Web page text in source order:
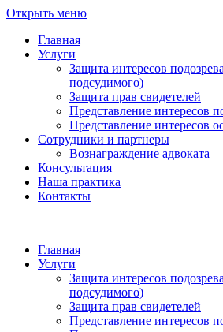
Открыть меню
Главная
Услуги
Защита интересов
подсудимого)
Защита прав свидетелей
Представление интересов
Представление интересов
Сотрудники и партнеры
Вознаграждение адвоката
Консультация
Наша практика
Контакты
Главная
Услуги
Защита интересов
подсудимого)
Защита прав свидетелей
Представление интересов